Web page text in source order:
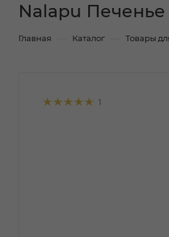
Nalapu Печенье
Главная Каталог Товары
1